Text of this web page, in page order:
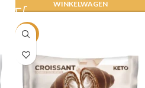
WINKELWAGEN
-11%